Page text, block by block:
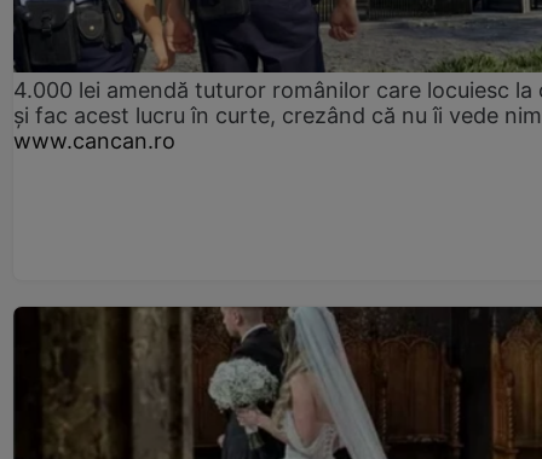
4.000 lei amendă tuturor românilor care locuiesc la
și fac acest lucru în curte, crezând că nu îi vede
www.cancan.ro